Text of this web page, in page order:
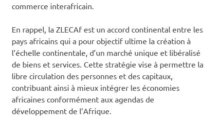
commerce interafricain.
En rappel, la ZLECAf est un accord continental entre les
pays africains qui a pour objectif ultime la création à
l’échelle continentale, d’un marché unique et libéralisé
de biens et services. Cette stratégie vise à permettre la
libre circulation des personnes et des capitaux,
contribuant ainsi à mieux intégrer les économies
africaines conformément aux agendas de
développement de l’Afrique.